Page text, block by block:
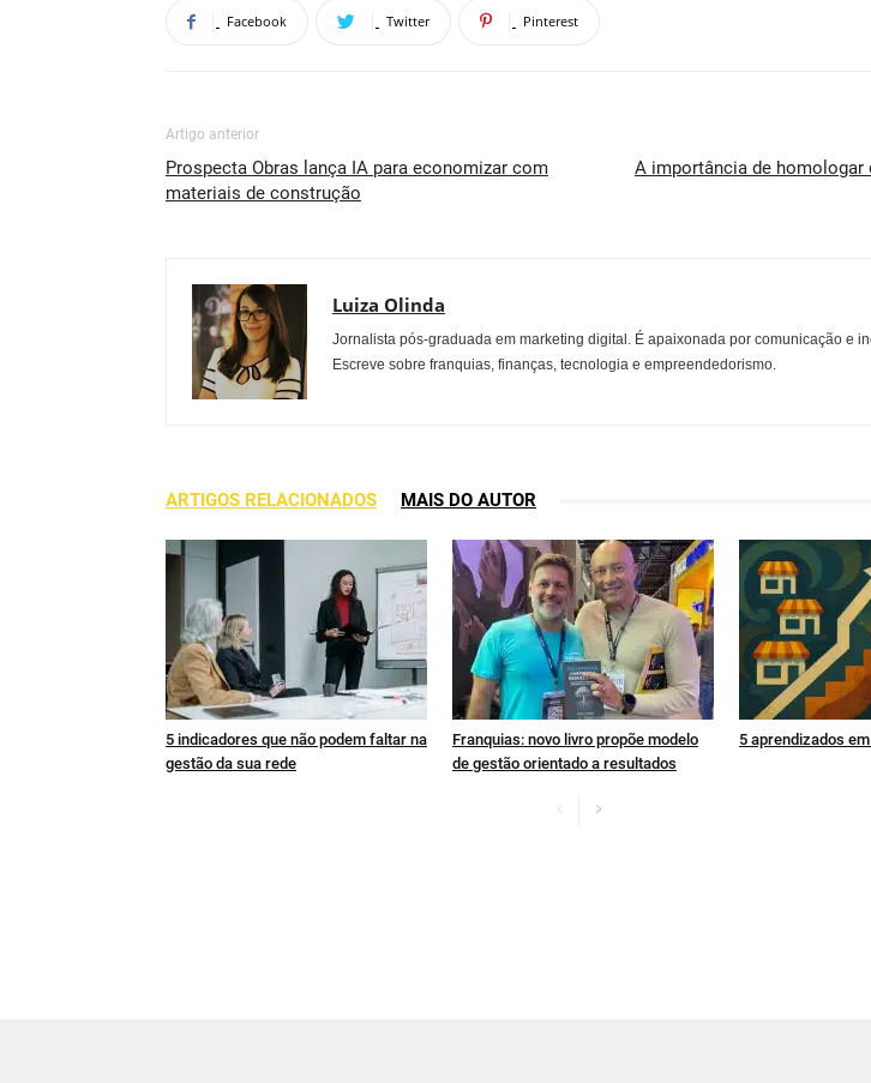
Facebook Twitter Pinterest
Artigo anterior
Prospecta Obras lança IA para economizar com
materiais de construção
A importância de homologar
Luiza Olinda
Jornalista pós-graduada em marketing digital. É apaixonada por comunicação e
Escreve sobre franquias, finanças, tecnologia e empreendedorismo.
ARTIGOS RELACIONADOS MAIS DO AUTOR
5 indicadores que não podem faltar na
gestão da sua rede
Franquias: novo livro propõe modelo
de gestão orientado a resultados
5 aprendizados